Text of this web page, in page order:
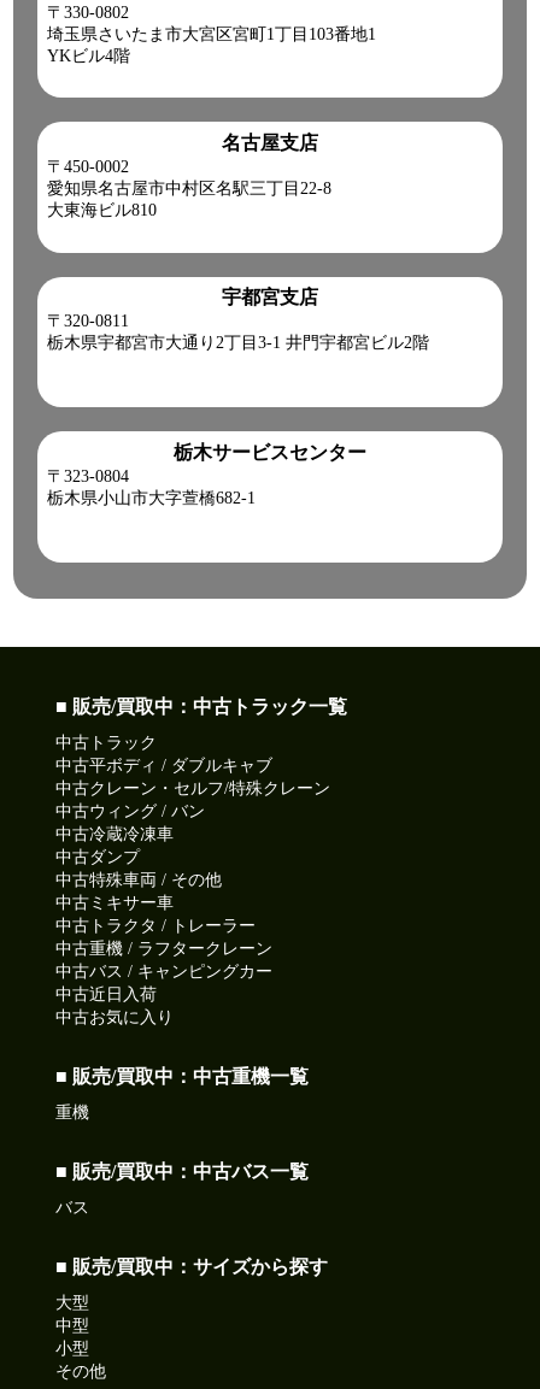
〒330-0802
埼玉県さいたま市大宮区宮町1丁目103番地1
YKビル4階
名古屋支店
〒450-0002
愛知県名古屋市中村区名駅三丁目22-8
大東海ビル810
宇都宮支店
〒320-0811
栃木県宇都宮市大通り2丁目3-1 井門宇都宮ビル2階
栃木サービスセンター
〒323-0804
栃木県小山市大字萱橋682-1
■ 販売/買取中：中古トラック一覧
中古トラック
中古平ボディ / ダブルキャブ
中古クレーン・セルフ/特殊クレーン
中古ウィング / バン
中古冷蔵冷凍車
中古ダンプ
中古特殊車両 / その他
中古ミキサー車
中古トラクタ / トレーラー
中古重機 / ラフタークレーン
中古バス / キャンピングカー
中古近日入荷
中古お気に入り
■ 販売/買取中：中古重機一覧
重機
■ 販売/買取中：中古バス一覧
バス
■ 販売/買取中：サイズから探す
大型
中型
小型
その他